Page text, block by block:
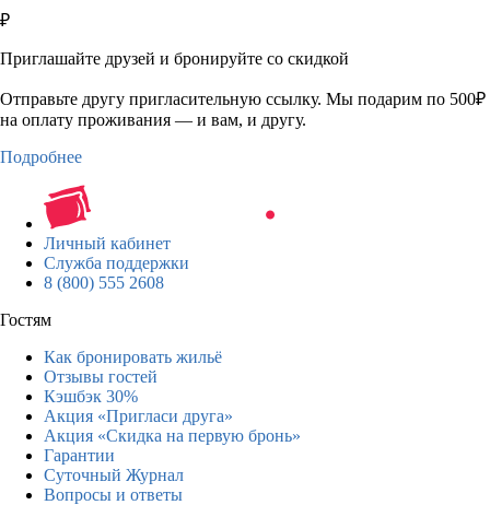
₽
Приглашайте друзей и бронируйте со скидкой
Отправьте другу пригласительную ссылку. Мы подарим по 500₽
на оплату проживания — и вам, и другу.
Подробнее
Личный кабинет
Служба поддержки
8 (800) 555 2608
Гостям
Как бронировать жильё
Отзывы гостей
Кэшбэк 30%
Акция «Пригласи друга»
Акция «Скидка на первую бронь»
Гарантии
Суточный Журнал
Вопросы и ответы